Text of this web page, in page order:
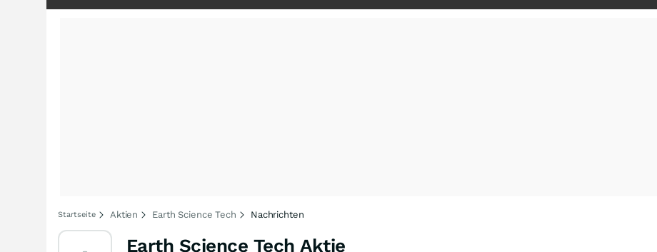
Startseite Aktien Earth Science Tech Nachrichten
Earth Science Tech Aktie